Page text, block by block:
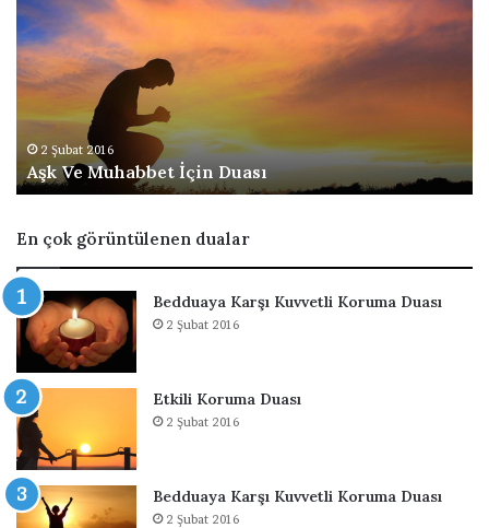
k
V
e
M
b
t
İ
ç
i
n
D
u
a
s
ı
2 Şubat 2016
Aşk Ve Muhabbet İçin Duası
En çok görüntülenen dualar
Bedduaya Karşı Kuvvetli Koruma Duası
2 Şubat 2016
Etkili Koruma Duası
2 Şubat 2016
Bedduaya Karşı Kuvvetli Koruma Duası
2 Şubat 2016